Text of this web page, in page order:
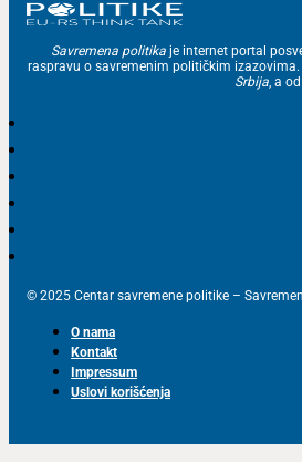
Savremena politika je internet portal
raspravu o savremenim političkim
Srbija, a
© 2025 Centar savremene politike –
O nama
Kontakt
Impressum
Uslovi korišćenja